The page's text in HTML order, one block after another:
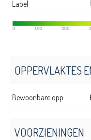
Label
OPPERVLAKTES
Bewoonbare opp.
VOORZIENINGEN